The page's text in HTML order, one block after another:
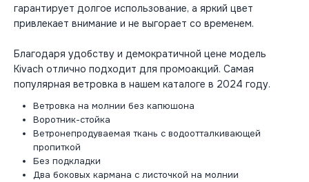
гарантирует долгое использование, а яркий цвет
привлекает внимание и не выгорает со временем.
Благодаря удобству и демократичной цене модель
Kivach отлично подходит для промоакций. Самая
популярная ветровка в нашем каталоге в 2024 году.
Ветровка на молнии без капюшона
Воротник-стойка
Ветронепродуваемая ткань с водоотталкивающей
пропиткой
Без подкладки
Два боковых кармана с листочкой на молнии